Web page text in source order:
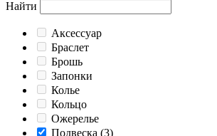
Найти
Аксессуар
Браслет
Брошь
Запонки
Колье
Кольцо
Ожерелье
Подвеска (3)